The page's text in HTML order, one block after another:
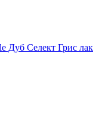
Дуб Селект Грис лак